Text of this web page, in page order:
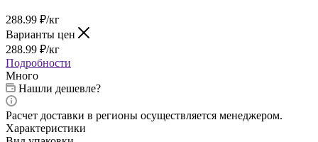
288.99 ₽/кг
Варианты цен
288.99 ₽/кг
Подробности
Много
Нашли дешевле?
Расчет доставки в регионы осуществляется менеджером.
Характеристики